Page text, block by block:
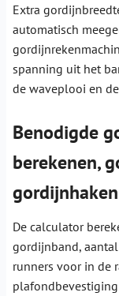
Extra
automatisch
spanning uit het
de waveplooi en
Benodigde
berekenen,
gordijnhaken
De calculator
gordijnband,
runners voor in de